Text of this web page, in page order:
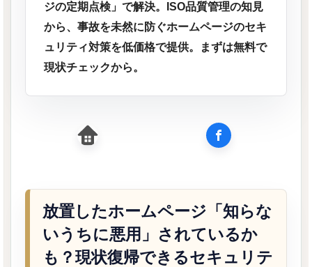
ジの定期点検」で解決。ISO品質管理の知見
から、事故を未然に防ぐホームページのセキ
ュリティ対策を低価格で提供。まずは無料で
現状チェックから。
放置したホームページ「知らな
いうちに悪用」されているか
も？現状復帰できるセキュリテ